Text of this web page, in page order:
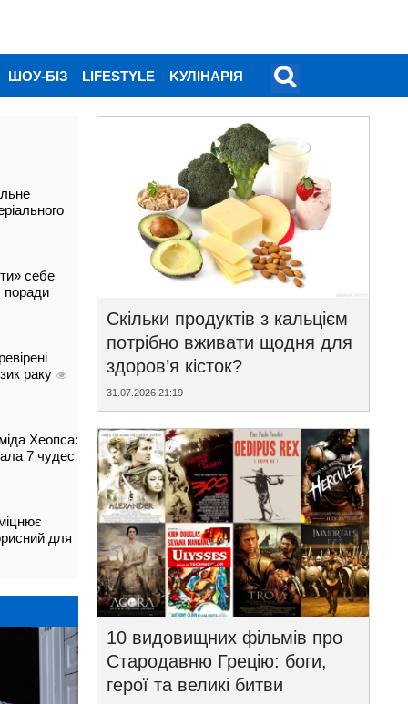
ШОУ-БІЗ LIFESTYLE KУЛІНАРІЯ
себе
поради
раку
Хеопса:
7 чудес
для
Скільки продуктів з кальцієм
потрібно вживати щодня для
здоров’я кісток?
31.07.2026 21:19
10 видовищних фільмів про
Стародавню Грецію: боги,
герої та великі битви